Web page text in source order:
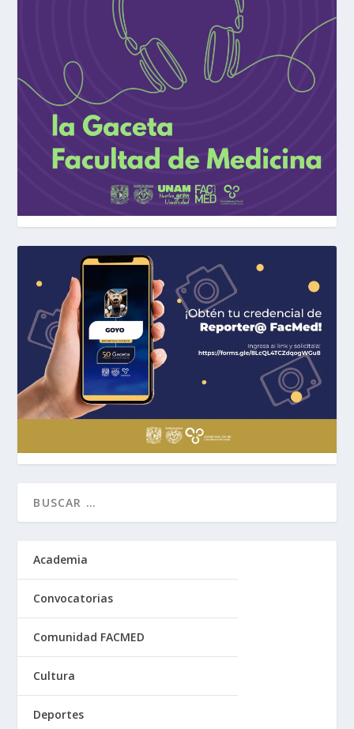
Academia
Convocatorias
Comunidad FACMED
Cultura
Deportes